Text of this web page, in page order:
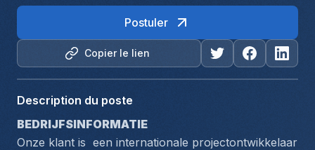
Copier le lien
Postuler
Description du poste
BEDRIJFSINFORMATIE
Onze klant is  een internationale projectontwikkelaar